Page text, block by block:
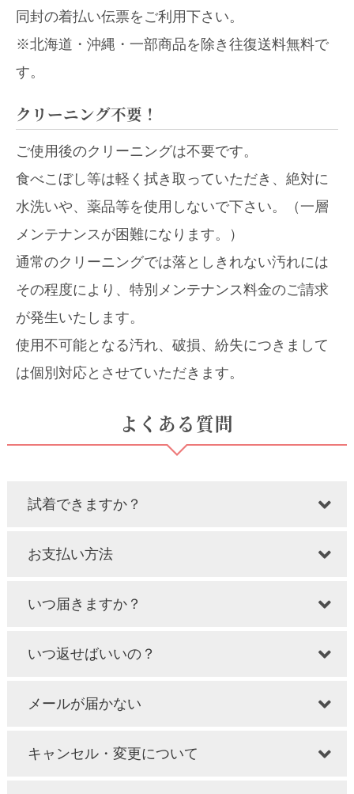
同封の着払い伝票をご利用下さい。
※北海道・沖縄・一部商品を除き往復送料無料で
す。
クリーニング不要！
ご使用後のクリーニングは不要です。
食べこぼし等は軽く拭き取っていただき、絶対に
水洗いや、薬品等を使用しないで下さい。（一層
メンテナンスが困難になります。）
通常のクリーニングでは落としきれない汚れには
その程度により、特別メンテナンス料金のご請求
が発生いたします。
使用不可能となる汚れ、破損、紛失につきまして
は個別対応とさせていただきます。
よくある質問
試着できますか？
お支払い方法
いつ届きますか？
いつ返せばいいの？
メールが届かない
キャンセル・変更について